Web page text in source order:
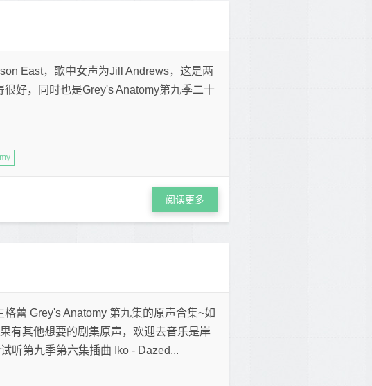
East，歌中女声为Jill Andrews，这是两
好，同时也是Grey's Anatomy第九季二十
阅读更多
蕾 Grey's Anatomy 第九集的原声合集~如
有其他想要的剧集原声，欢迎去音乐是岸
听第九季第六集插曲 Iko - Dazed...